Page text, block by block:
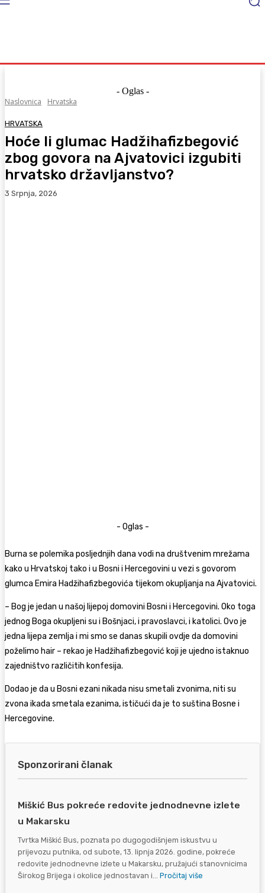
- Oglas -
Naslovnica
Hrvatska
HRVATSKA
Hoće li glumac Hadžihafizbegović
zbog govora na Ajvatovici izgubiti
hrvatsko državljanstvo?
3 Srpnja, 2026
- Oglas -
Burna se polemika posljednjih dana vodi na društvenim mrežama
kako u Hrvatskoj tako i u Bosni i Hercegovini u vezi s govorom
glumca Emira Hadžihafizbegovića tijekom okupljanja na Ajvatovici.
– Bog je jedan u našoj lijepoj domovini Bosni i Hercegovini. Oko toga
jednog Boga okupljeni su i Bošnjaci, i pravoslavci, i katolici. Ovo je
jedna lijepa zemlja i mi smo se danas skupili ovdje da domovini
poželimo hair – rekao je Hadžihafizbegović koji je ujedno istaknuo
zajedništvo različitih konfesija.
Dodao je da u Bosni ezani nikada nisu smetali zvonima, niti su
zvona ikada smetala ezanima, ističući da je to suština Bosne i
Hercegovine.
Sponzorirani članak
Miškić Bus pokreće redovite jednodnevne izlete
u Makarsku
Tvrtka Miškić Bus, poznata po dugogodišnjem iskustvu u
prijevozu putnika, od subote, 13. lipnja 2026. godine, pokreće
redovite jednodnevne izlete u Makarsku, pružajući stanovnicima
Širokog Brijega i okolice jednostavan i... Pročitaj više